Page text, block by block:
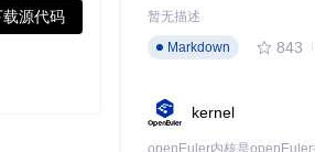
载源代码
暂无描述
Markdown
843
kernel